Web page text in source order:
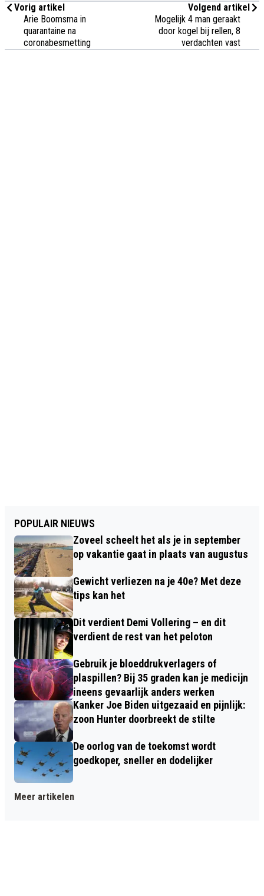
Vorig artikel
Arie Boomsma in
quarantaine na
coronabesmetting
Volgend artikel
Mogelijk 4 man geraakt
door kogel bij rellen, 8
verdachten vast
POPULAIR NIEUWS
Zoveel scheelt het als je in september
op vakantie gaat in plaats van augustus
Gewicht verliezen na je 40e? Met deze
tips kan het
Dit verdient Demi Vollering – en dit
verdient de rest van het peloton
Gebruik je bloeddrukverlagers of
plaspillen? Bij 35 graden kan je medicijn
ineens gevaarlijk anders werken
Kanker Joe Biden uitgezaaid en pijnlijk:
zoon Hunter doorbreekt de stilte
De oorlog van de toekomst wordt
goedkoper, sneller en dodelijker
Meer artikelen